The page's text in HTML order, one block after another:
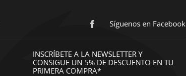
Síguenos en Facebook
INSCRÍBETE A LA NEWSLETTER Y
CONSIGUE UN 5% DE DESCUENTO EN TU
PRIMERA COMPRA*